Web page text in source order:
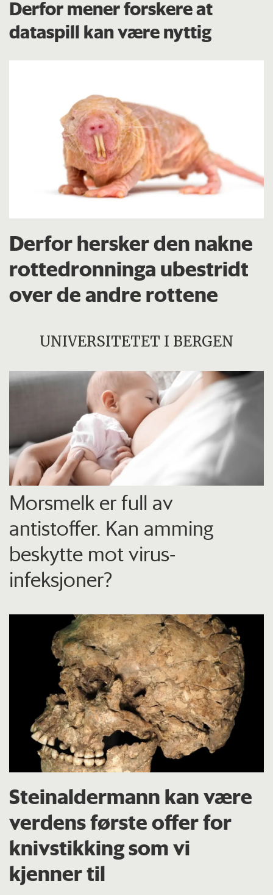
Derfor mener forskere at
dataspill kan være nyttig
Derfor hersker den nakne
rottedronninga ubestridt
over de andre rottene
UNIVERSITETET I BERGEN
Morsmelk er full av
antistoffer. Kan amming
beskytte mot virus-
infeksjoner?
Steinaldermann kan være
verdens første offer for
knivstikking som vi
kjenner til